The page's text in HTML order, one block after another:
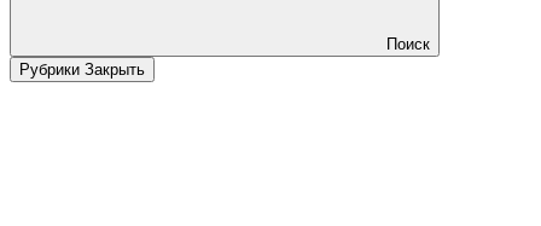
Поиск
Рубрики Закрыть